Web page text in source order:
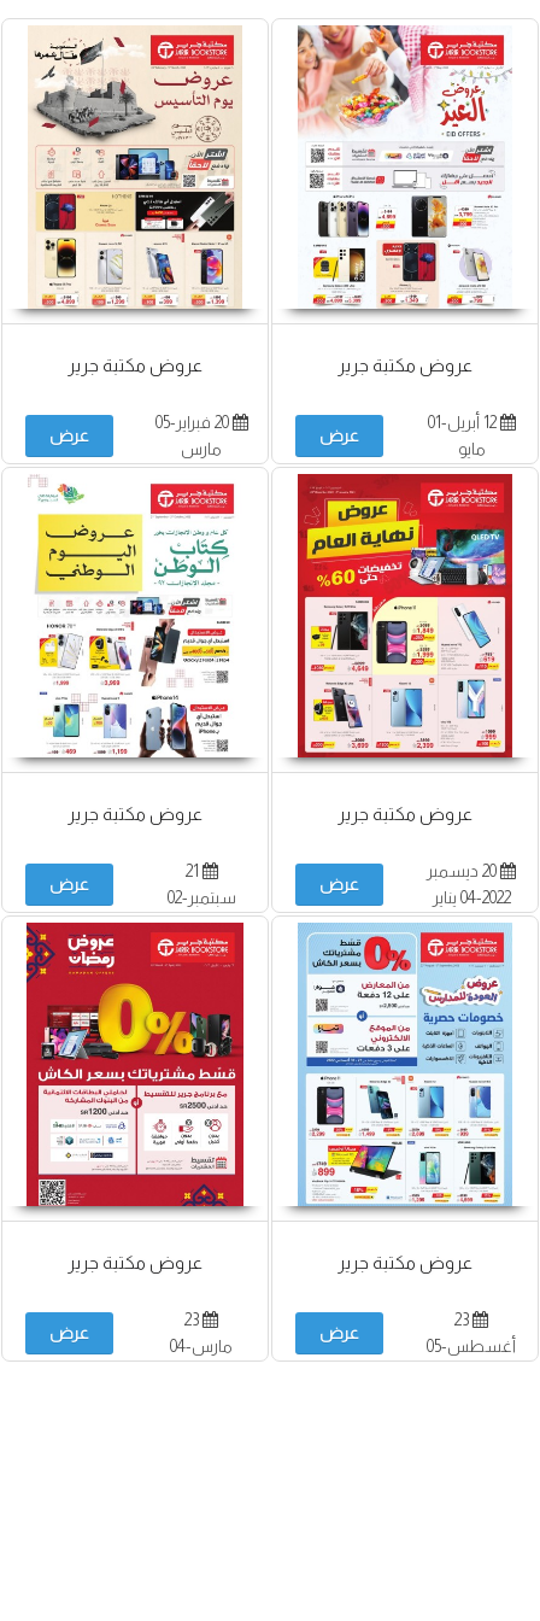
عروض مكتبة جرير
12 أبريل-01
مايو
عرض
عروض مكتبة جرير
20 فبراير-05
مارس
عرض
عروض مكتبة جرير
20 ديسمبر
2022-04 يناير
2023
عرض
عروض مكتبة جرير
21
سبتمبر-02
أكتوبر
عرض
عروض مكتبة جرير
23
أغسطس-05
عرض
عروض مكتبة جرير
23
مارس-04
عرض